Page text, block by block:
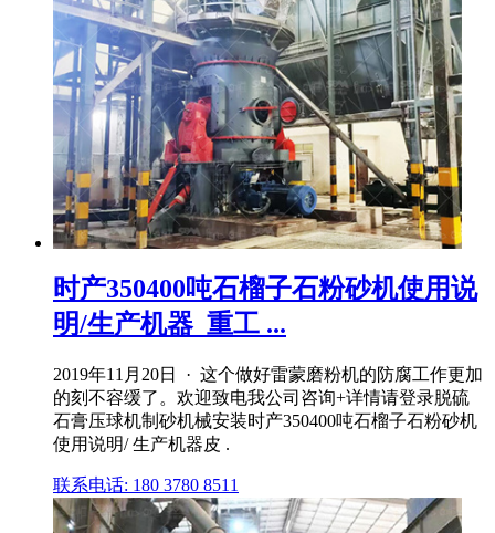
时产350400吨石榴子石粉砂机使用说
明/生产机器_重工 ...
2019年11月20日 · 这个做好雷蒙磨粉机的防腐工作更加
的刻不容缓了。欢迎致电我公司咨询+详情请登录脱硫
石膏压球机制砂机械安装时产350400吨石榴子石粉砂机
使用说明/ 生产机器皮 .
联系电话: 180 3780 8511